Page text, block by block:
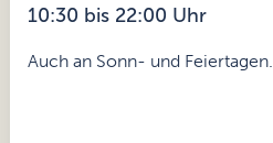
10:30 bis 22:00 Uhr
Auch an Sonn- und Feiertagen.